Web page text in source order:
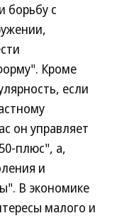
борьбу с
Кроме
если
он управляет
плюс", а,
и
В экономике
малого и